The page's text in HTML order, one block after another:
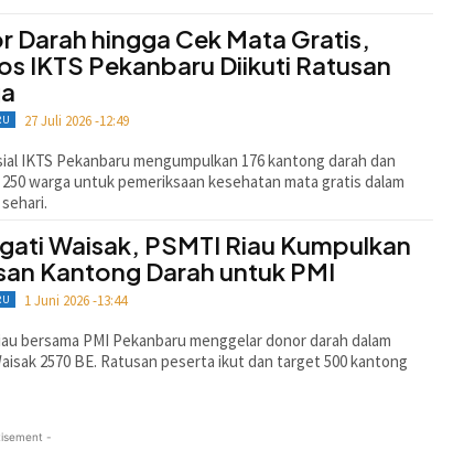
Darah hingga Cek Mata Gratis,
IKTS Pekanbaru Diikuti Ratusan
27 Juli 2026 -12:49
IKTS Pekanbaru mengumpulkan 176 kantong darah dan
warga untuk pemeriksaan kesehatan mata gratis dalam
Waisak, PSMTI Riau Kumpulkan
Kantong Darah untuk PMI
1 Juni 2026 -13:44
bersama PMI Pekanbaru menggelar donor darah dalam
2570 BE. Ratusan peserta ikut dan target 500 kantong
-